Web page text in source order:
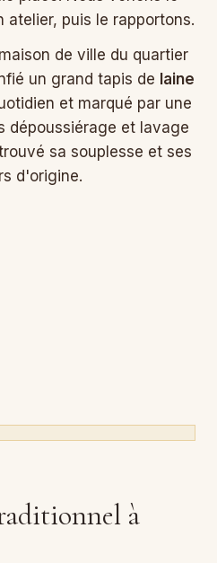
atelier, puis le rapportons.
de ville du quartier
un grand tapis de laine
et marqué par une
dépoussiérage et lavage
sa souplesse et ses
d'origine.
à